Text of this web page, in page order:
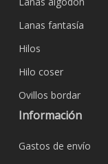
Lanas fantasía
Hilos
Hilo coser
Ovillos bordar
Información
Gastos de envío